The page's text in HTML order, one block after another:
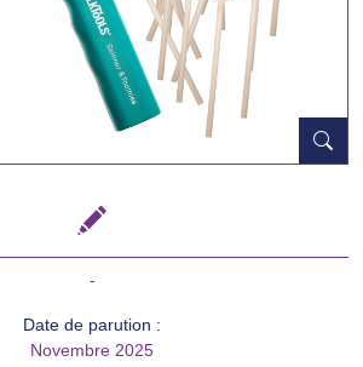
-
Date de parution :
Novembre 2025